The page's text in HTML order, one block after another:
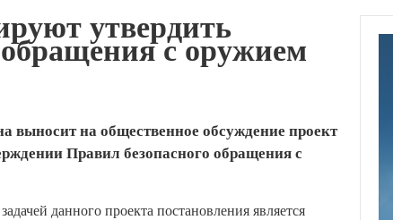
утвердить
с оружием
выносит на общественное обсуждение проект
Правил безопасного обращения с
данного проекта постановления является